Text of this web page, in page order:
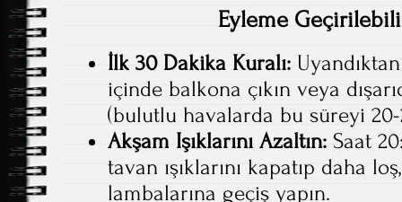
Eyleme
İlk 30 Dakika Kuralı:
içinde balkona çıkın veya
(bulutlu havalarda bu süreyi 20-
Akşam Işıklarını Azaltın: Saat
tavan ışıklarını kapatıp daha
lambalarına geçiş yapın.